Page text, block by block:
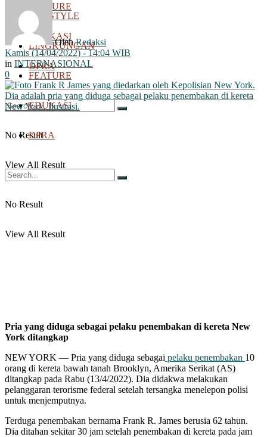
FEATURE
EDUKASI
DPRA
No Result
View All Result
LIFESTYLE
LINGKUNGAN
FEATURE
EDUKASI
DPRA
No Result
View All Result
Oleh Redaksi
Kamis (14/04/2022) - 14:04 WIB
in INTERNASIONAL
0
Pria yang diduga sebagai pelaku penembakan di kereta New
York ditangkap
NEW YORK — Pria yang diduga sebagai pelaku penembakan 10
orang di kereta bawah tanah Brooklyn, Amerika Serikat (AS)
ditangkap pada Rabu (13/4/2022). Dia didakwa melakukan
pelanggaran terorisme federal setelah tersangka menelepon polisi
untuk menjemputnya.
Terduga penembakan bernama Frank R. James berusia 62 tahun.
Dia ditahan sekitar 30 jam setelah penembakan di kereta pada jam